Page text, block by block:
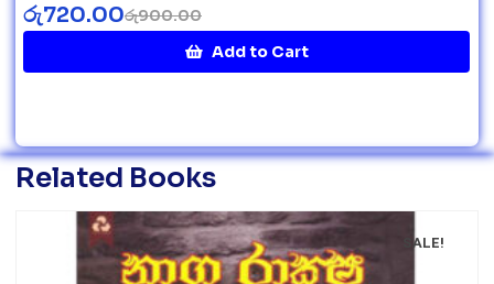
රු900.00
රු720.00
Add to Cart
Related Books
SALE!